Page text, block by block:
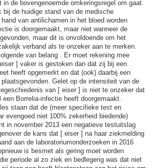
in de bovengenoemde omkeringsregel om gaat.
bij de huidige stand van de medische
van antilichamen in het bloed worden
is doorgemaakt, maar niet wanneer de
maar dit is onvoldoende om het
verband als te onzeker aan te merken.
van belang . Er moet rekening mee
] vaker is gestoken dan dat zij bij een
heeft opgemerkt en dat (ook) daarbij een
Gelet op de intensiteit van de
van [ eiser ] is niet te onzeker dat
Borrelia-infectie heeft doorgemaakt.
staan dat de (meer specifieke test en
evengoed niet 100% zekerheid biedende)
in november 2013 een negatieve testuitslag
de kans dat [ eiser ] na haar ziekmelding
aan de laboratoriumonderzoeken in 2016
is besmet als gering moet worden
periode al zo ziek en bedlegerig was dat niet